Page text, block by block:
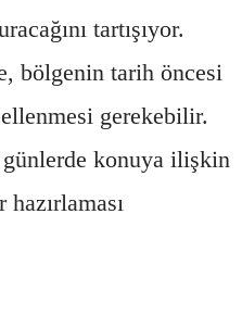
tartışıyor.
bölgenin tarih öncesi
gerekebilir.
konuya ilişkin